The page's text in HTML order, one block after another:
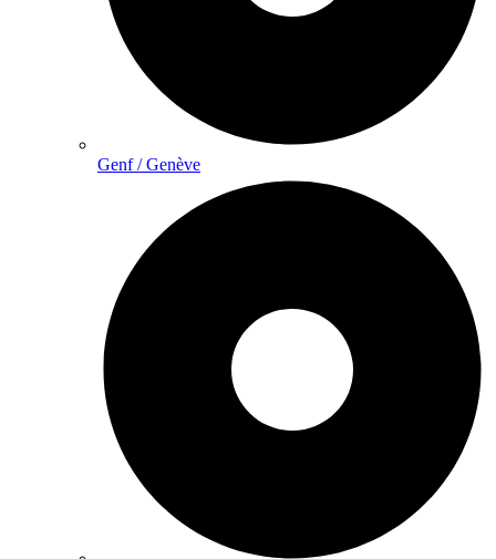
Genf / Genève